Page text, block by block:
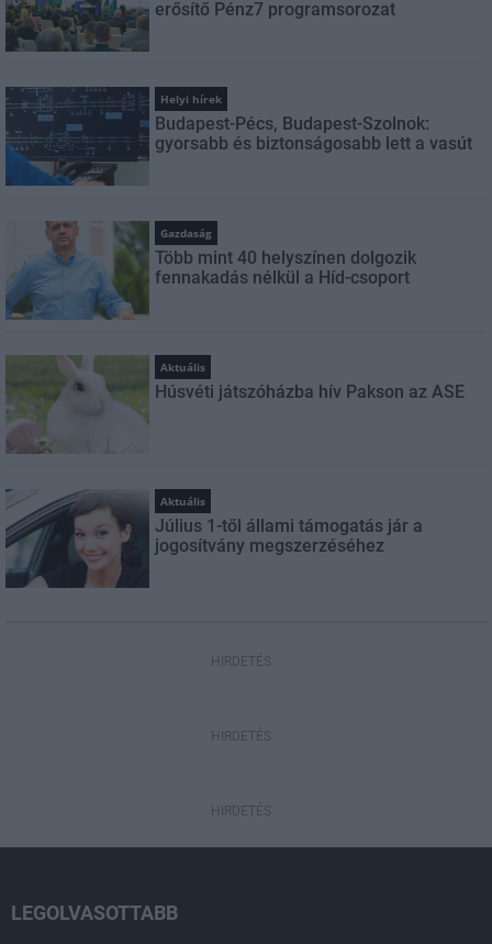
erősítő Pénz7 programsorozat
Helyi hírek
Budapest-Pécs, Budapest-Szolnok:
gyorsabb és biztonságosabb lett a vasút
Gazdaság
Több mint 40 helyszínen dolgozik
fennakadás nélkül a Híd-csoport
Aktuális
Húsvéti játszóházba hív Pakson az ASE
Aktuális
Július 1-től állami támogatás jár a
jogosítvány megszerzéséhez
HIRDETÉS
HIRDETÉS
HIRDETÉS
LEGOLVASOTTABB